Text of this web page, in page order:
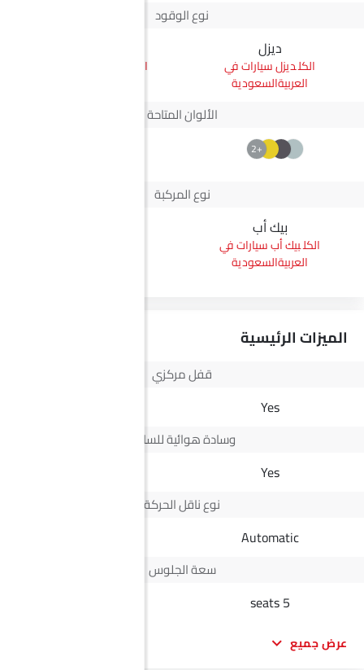
نوع الوقود
ديزل
ديزل سيارات في
العربيةالسعودية
الألوان المتاحة
+2
نوع المركبة
بيك أب
بيك أب سيارات في
العربيةالسعودية
الميزات الرئيسية
قفل مركزي
Yes
وسادة هوائية للسائق
Yes
نوع ناقل الحركة
Automatic
سعة الجلوس
5 seats
عرض جميع